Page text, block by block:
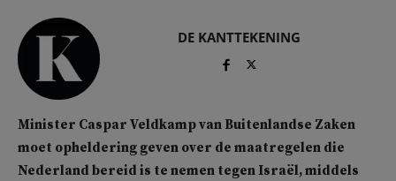
DE KANTTEKENING
Minister Caspar Veldkamp van Buitenlandse Zaken
moet opheldering geven over de maatregelen die
Nederland bereid is te nemen tegen Israël, middels